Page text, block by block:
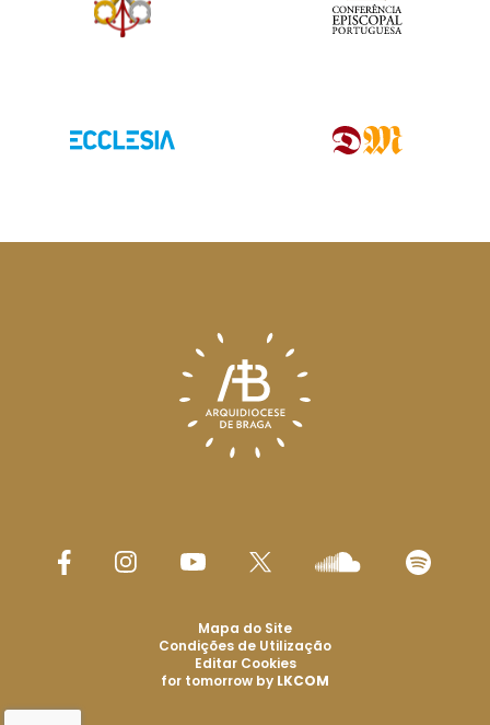
Mapa do Site
Condições de Utilização
Editar Cookies
for tomorrow by LKCOM